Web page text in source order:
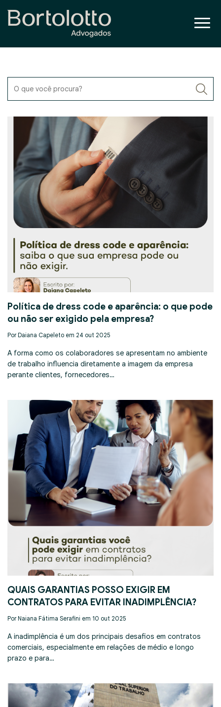
Política de dress code e aparência: o que pode
ou não ser exigido pela empresa?
Por Daiana Capeleto em 24 out 2025
A forma como os colaboradores se apresentam no ambiente
de trabalho influencia diretamente a imagem da empresa
perante clientes, fornecedores…
QUAIS GARANTIAS POSSO EXIGIR EM
CONTRATOS PARA EVITAR INADIMPLÊNCIA?
Por Naiana Fátima Serafini em 10 out 2025
A inadimplência é um dos principais desafios em contratos
comerciais, especialmente em relações de médio e longo
prazo e para…